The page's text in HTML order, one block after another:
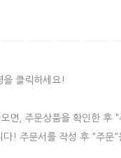
을 클릭하세요!
면, 주문상품을 확인한 후
! 주문서를 작성 후 "주문"